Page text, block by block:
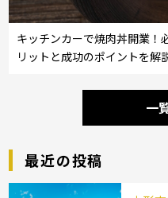
キッチンカーで焼肉丼開業！
リットと成功のポイントを解
一
最近の投稿